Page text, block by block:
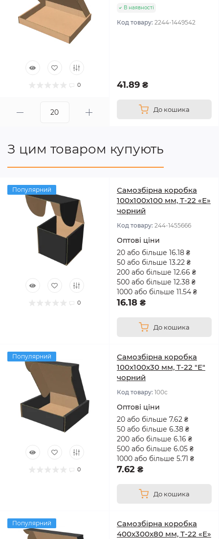
0
В наявності
Код товару: 2244-1449542
41.89 ₴
До кошика
З цим товаром купують
Популярний
0
Самозбірна коробка
100x100x100 мм, Т-22 «Е»
чорний
Код товару: 244-1455666
Оптові ціни
20 або більше 16.18 ₴
50 або більше 13.22 ₴
200 або більше 12.66 ₴
500 або більше 12.38 ₴
1000 або більше 11.54 ₴
16.18 ₴
До кошика
Популярний
0
Самозбірна коробка
100х100х30 мм, Т-22 "Е"
чорний
Код товару: 100с
Оптові ціни
20 або більше 7.62 ₴
50 або більше 6.38 ₴
200 або більше 6.16 ₴
500 або більше 6.05 ₴
1000 або більше 5.71 ₴
7.62 ₴
До кошика
Популярний
Самозбірна коробка
400х300х80 мм, Т-22 «Е»